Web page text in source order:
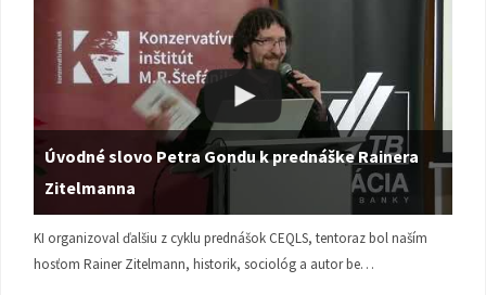
Úvodné slovo Petra Gondu k prednáške Rainera
Zitelmanna
KI organizoval ďalšiu z cyklu prednášok CEQLS, tentoraz bol naším
hosťom Rainer Zitelmann, historik, sociológ a autor be…